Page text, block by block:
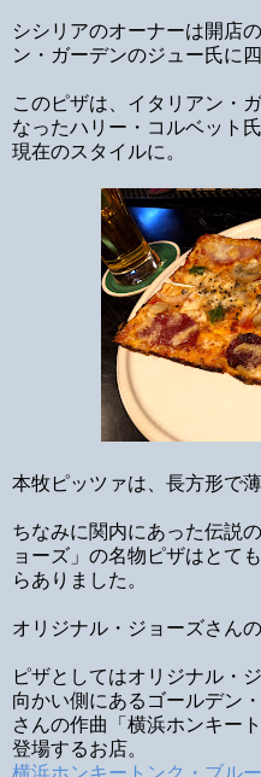
シシリアのオーナーは開店
ン・ガーデンのジュー氏に
このピザは、イタリアン・
なったハリー・コルベット
現在のスタイルに。
本牧ピッツァは、長方形で
ちなみに関内にあった伝説
ョーズ」の名物ピザはとて
らありました。
オリジナル・ジョーズさん
ピザとしてはオリジナル・
向かい側にあるゴールデン
さんの作曲「横浜ホンキー
登場するお店。
横浜ホンキートンク・ブル